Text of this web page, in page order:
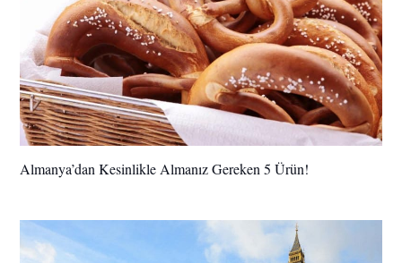
Almanya’dan Kesinlikle Almanız Gereken 5 Ürün!